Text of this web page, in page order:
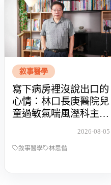
敘事醫學
寫下病房裡沒說出口的
心情：林口長庚醫院兒
童過敏氣喘風溼科主治
2026-08-05
敘事醫學 林思偕